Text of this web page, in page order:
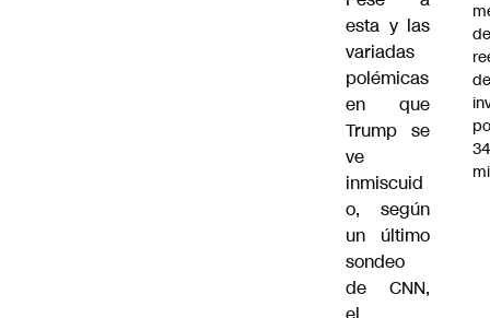
esta y las
variadas
polémicas
en que
Trump se
ve
inmiscuid
o, según
un último
sondeo
de CNN,
de
de